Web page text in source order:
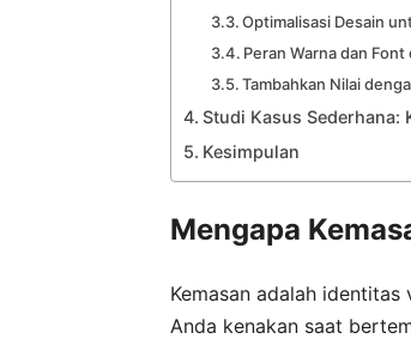
Optimalisasi Desain
Peran Warna dan
Tambahkan Nilai
Studi Kasus Sederhana:
Kesimpulan
Mengapa
Kemasan adalah
Anda kenakan saat